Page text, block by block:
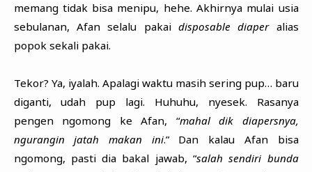
memang tidak bisa menipu, hehe. Akhirnya mulai usia
sebulanan, Afan selalu pakai disposable diaperalias
popok sekali pakai.
Tekor? Ya, iyalah. Apalagi waktu masih sering pup… baru
diganti, udah pup lagi. Huhuhu, nyesek. Rasanya
pengen ngomong ke Afan, “mahal dik diapersnya,
ngurangin jatah makan ini.” Dan kalau Afan bisa
ngomong, pasti dia bakal jawab, “salah sendiri bunda